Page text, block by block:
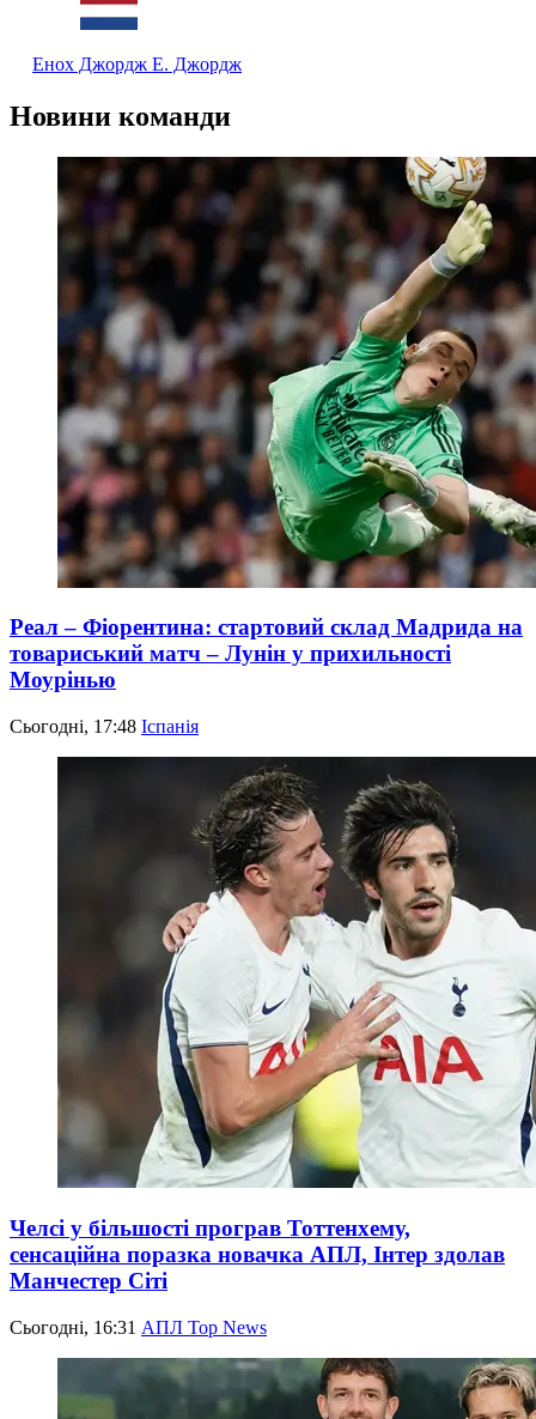
Енох Джордж Е. Джордж
Новини команди
Реал – Фіорентина: стартовий склад Мадрида на
товариський матч – Лунін у прихильності
Моурінью
Сьогодні, 17:48 Іспанія
Челсі у більшості програв Тоттенхему,
сенсаційна поразка новачка АПЛ, Інтер здолав
Манчестер Сіті
Сьогодні, 16:31 АПЛ Top News